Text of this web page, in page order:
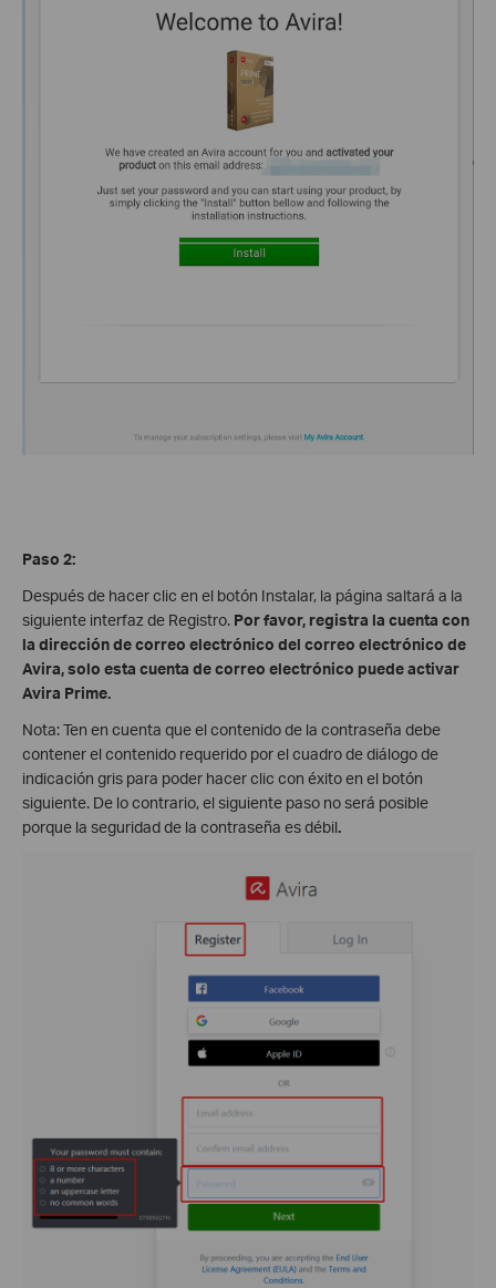
Paso 2:
Después de hacer clic en el botón Instalar, la página saltará a la
siguiente interfaz de Registro. Por favor, registra la cuenta con
la dirección de correo electrónico del correo electrónico de
Avira, solo esta cuenta de correo electrónico puede activar
Avira Prime.
Nota: Ten en cuenta que el contenido de la contraseña debe
contener el contenido requerido por el cuadro de diálogo de
indicación gris para poder hacer clic con éxito en el botón
siguiente. De lo contrario, el siguiente paso no será posible
porque la seguridad de la contraseña es débil.